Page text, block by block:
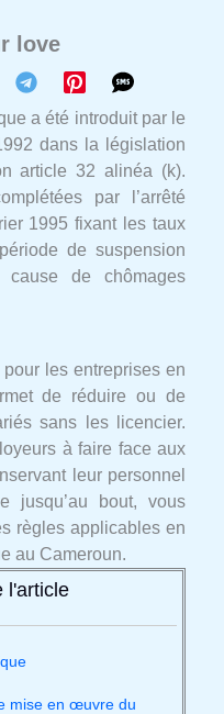
love
a été introduit par le
dans la législation
article 32 alinéa (k).
par l’arrêté
1995 fixant les taux
de suspension
de chômages
pour les entreprises en
de réduire ou de
sans les licencier.
à faire face aux
leur personnel
jusqu’au bout, vous
règles applicables en
au Cameroun.
l'article
mise en œuvre du